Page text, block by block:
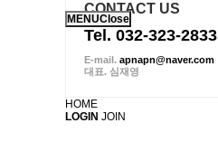
MENUClose
CONTACT US
Tel. 032-323-2833
E-mail. apnapn@naver.com
대표. 심재영
HOME
LOGIN JOIN